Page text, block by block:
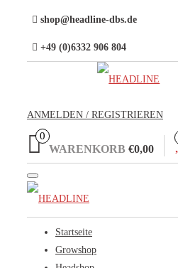
shop@headline-dbs.de
+49 (0)6332 906 804
ANMELDEN / REGISTRIEREN
0
WARENKORB €0,00
Toggle
navigation
Startseite
Growshop